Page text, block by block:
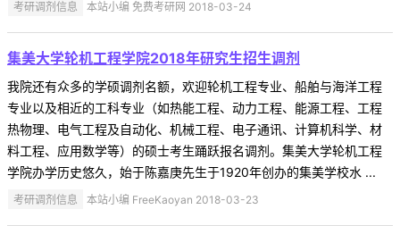
考研调剂信息 本站小编 免费考研网 2018-03-24
集美大学轮机工程学院2018年研究生招生调剂
我院还有众多的学硕调剂名额，欢迎轮机工程专业、船舶与海洋工程
专业以及相近的工科专业（如热能工程、动力工程、能源工程、工程
热物理、电气工程及自动化、机械工程、电子通讯、计算机科学、材
料工程、应用数学等）的硕士考生踊跃报名调剂。集美大学轮机工程
学院办学历史悠久，始于陈嘉庚先生于1920年创办的集美学校水 ...
考研调剂信息 本站小编 FreeKaoyan 2018-03-23